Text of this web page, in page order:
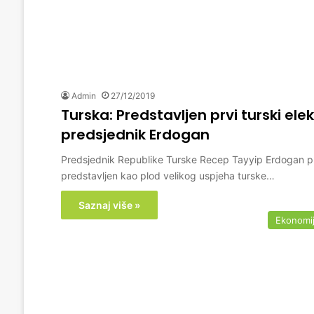
Admin 27/12/2019
Turska: Predstavljen prvi turski
predsjednik Erdogan
Predsjednik Republike Turske Recep Tayyip Erdogan
predstavljen kao plod velikog uspjeha turske…
Saznaj više »